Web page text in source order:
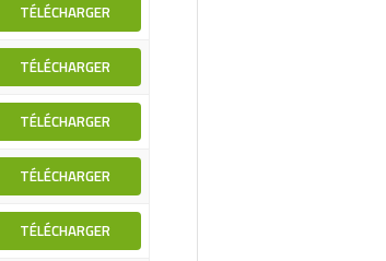
TÉLÉCHARGER
TÉLÉCHARGER
TÉLÉCHARGER
TÉLÉCHARGER
TÉLÉCHARGER